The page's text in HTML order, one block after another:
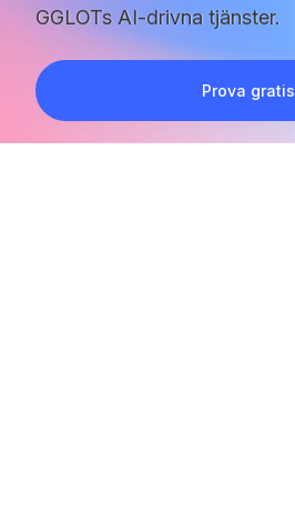
GGLOTs AI-drivna tjänster.
Prova gratis